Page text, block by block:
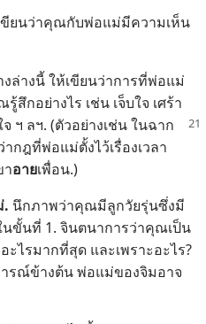
ขียน​ว่า​คุณ​กับ​พ่อ​แม่​มี​ความ​เห็น​
ง​ล่าง​นี้ ให้​เขียน​ว่า​การ​ที่​พ่อ​แม่​
ก​อย่าง​ไร เช่น เจ็บใจ เศร้า
ฯ ล​ฯ. (ตัว​อย่าง​เช่น ใน​ฉาก​
กฎ​ที่​พ่อ​แม่​ตั้ง​ไว้​เรื่อง​เวลา​
า​อาย​เพื่อน.)
. นึก​ภาพ​ว่า​คุณ​มี​ลูก​วัยรุ่น​ซึ่ง​มี​
ขั้น​ที่ 1. จินตนาการ​ว่า​คุณ​เป็น​
ไร​มาก​ที่​สุด และ​เพราะ​อะไร?
ารณ์​ข้าง​ต้น พ่อ​แม่​ของ​จิม​อาจ​